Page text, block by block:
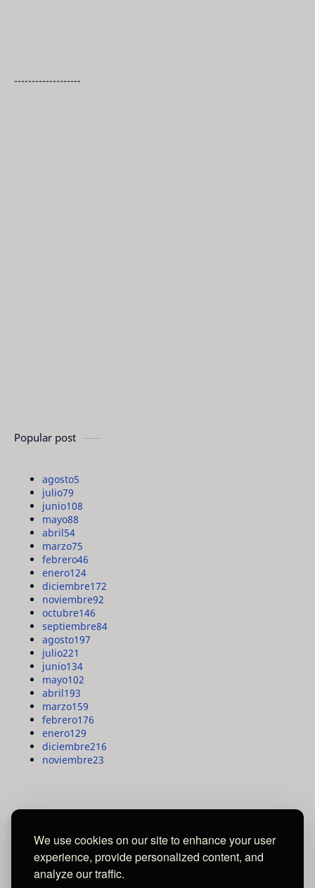
We use cookies on our site to enhance your user
experience, provide personalized content, and
analyze our traffic.
-------------------
Popular post
agosto5
julio79
junio108
mayo88
abril54
marzo75
febrero46
enero124
diciembre172
noviembre92
octubre146
septiembre84
agosto197
julio221
junio134
mayo102
abril193
marzo159
febrero176
enero129
diciembre216
noviembre23
MAYA MEDIA GROUP